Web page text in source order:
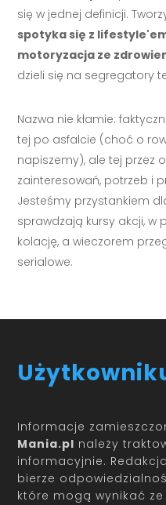
się w jednej definicji.
spotyka się z
motoryzacja ze
dzieli się na segregatory
Nazwa nie kłamie:
tej po asfalcie (choć o
napiszemy), ale tej przez
zainteresowań, potrzeb i
Jesteśmy przystankiem
sprawdzają kursy akcji, w
kolację, a wieczorem
serialowe.
Informacje
Mania.pl należy
informacyjnie.
bierze
które mogą wynikać